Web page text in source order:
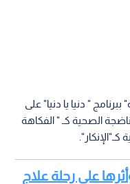
" دنيا يا دنيا" على
الصحية كـ " الفكاهة
كـ"الإنكار".
على رحلة علاج